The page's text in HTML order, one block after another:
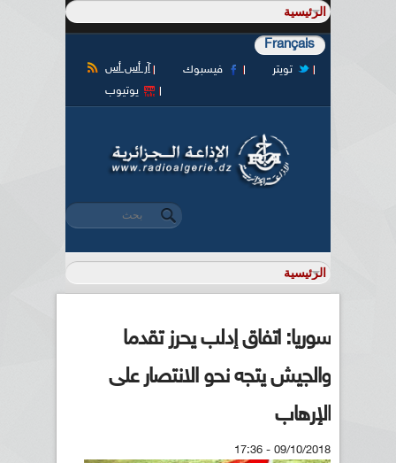
Français
آر أس أس فيسبوك
تويتر
يوتيوب
استمارة البحث
‏بحث ‏
سوريا: اتفاق إدلب يحرز تقدما
والجيش يتجه نحو الانتصار على
الإرهاب
09/10/2018 - 17:36